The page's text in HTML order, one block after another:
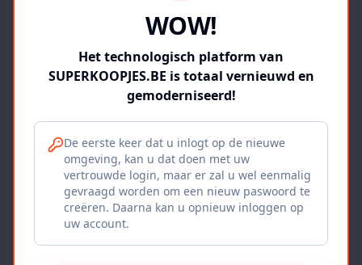
Geverifieerd
Iepers Kwartier
Ieper, BE
WOW!
Het technologisch platform van
SUPERKOOPJES.BE is totaal vernieuwd en
gemoderniseerd!
De eerste keer dat u inlogt op de nieuwe
omgeving, kan u dat doen met uw
vertrouwde login, maar er zal u wel eenmalig
gevraagd worden om een nieuw paswoord te
creëren. Daarna kan u opnieuw inloggen op
uw account.